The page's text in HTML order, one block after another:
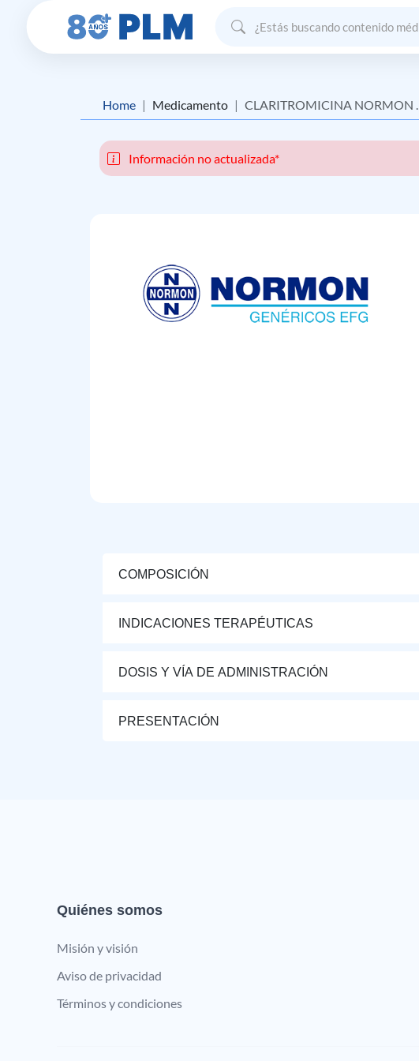
Home Medicamento CLARITROMICINA NORMON EFG
Información no actualizada*
COMPOSICIÓN
INDICACIONES TERAPÉUTICAS
DOSIS Y VÍA DE ADMINISTRACIÓN
PRESENTACIÓN
Quiénes somos
Misión y visión
Aviso de privacidad
Términos y condiciones